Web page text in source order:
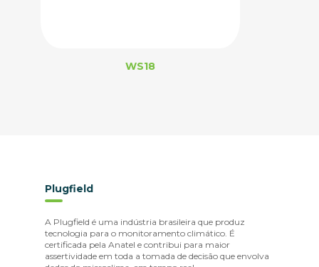
WS18
Plugfield
A Plugfield é uma indústria brasileira que produz
tecnologia para o monitoramento climático. É
certificada pela Anatel e contribui para maior
assertividade em toda a tomada de decisão que envolva